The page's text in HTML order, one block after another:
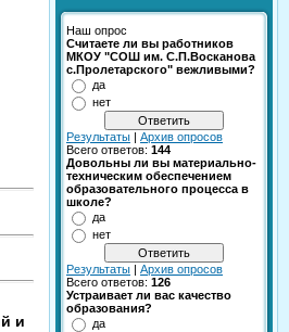
и
Наш опрос
Считаете ли вы работников
МКОУ "СОШ им. С.П.Восканова
с.Пролетарского" вежливыми?
да
нет
Результаты
Архив опросов
Всего ответов: 144
Довольны ли вы материально-
техническим обеспечением
образовательного процесса в
школе?
да
нет
Результаты
Архив опросов
Всего ответов: 126
Устраивает ли вас качество
образования?
да